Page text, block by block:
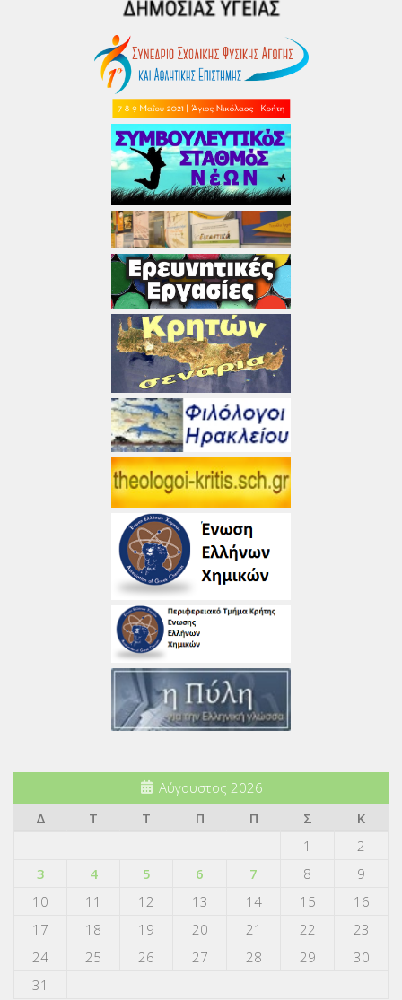
Αύγουστος 2026
Δ
Τ Τ Π Π Σ
Κ
1
2
3
4 5 6 7 8
9
10
11 12 13 14 15
16
17
18 19 20 21 22
23
24
25 26 27 28 29
30
31